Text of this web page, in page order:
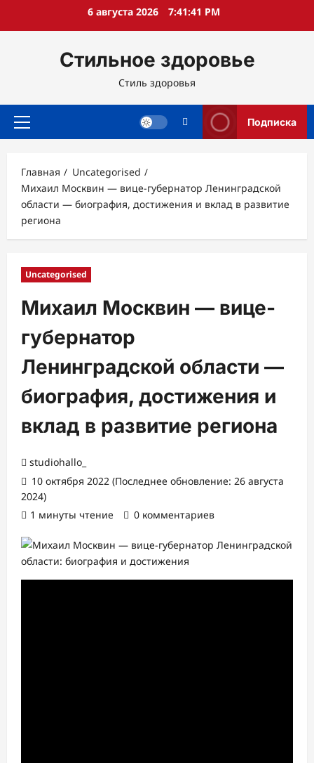
6 августа 2026 7:41:42 PM
Стильное здоровье
Стиль здоровья
Основное
Подписка
Главная
Uncategorised
Михаил Москвин — вице-губернатор Ленинградской
области — биография, достижения и вклад в развитие
региона
Uncategorised
Михаил Москвин — вице-
губернатор
Ленинградской области —
биография, достижения и
вклад в развитие региона
studiohallo_
10 октября 2022 (Последнее обновление: 26 августа
2024)
1 минуты чтение
0 комментариев